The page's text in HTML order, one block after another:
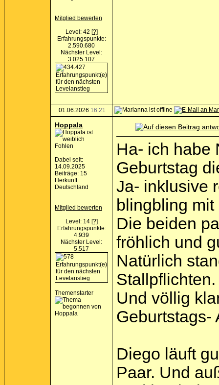
Mitglied bewerten
Level: 42 [?]
Erfahrungspunkte:
2.590.680
Nächster Level:
3.025.107
01.06.2026 16:21
Hoppala
Fohlen
Dabei seit:
14.09.2025
Beiträge: 15
Herkunft:
Deutschland
Mitglied bewerten
Level: 14 [?]
Erfahrungspunkte:
4.939
Nächster Level:
5.517
Themenstarter
Ha- ich habe
Geburtstag
Ja- inklusive
blingbling
Die beiden
fröhlich und
Natürlich
Stallpflichten.
Und völlig
Geburtstags-
Diego läuft
Paar. Und